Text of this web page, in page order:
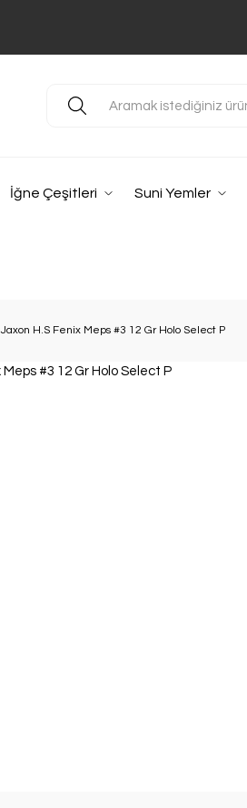
İğne Çeşitleri Suni Yemler
Jaxon H.S Fenix Meps #3 12 Gr Holo Select P